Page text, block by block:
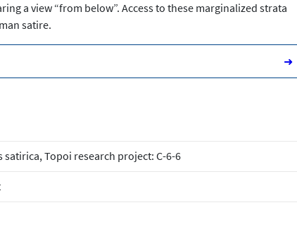
a view “from below”. Access to these marginalized strata
satire.
➜
Topoi research project: C-6-6